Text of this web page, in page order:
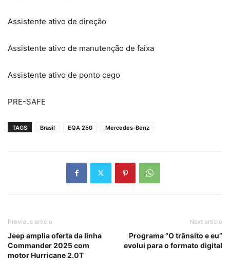
Assistente ativo de direção
Assistente ativo de manutenção de faixa
Assistente ativo de ponto cego
PRE-SAFE
TAGS Brasil EQA 250 Mercedes-Benz
Previous article
Jeep amplia oferta da linha
Commander 2025 com
motor Hurricane 2.0T
Next article
Programa “O trânsito e eu”
evolui para o formato digital